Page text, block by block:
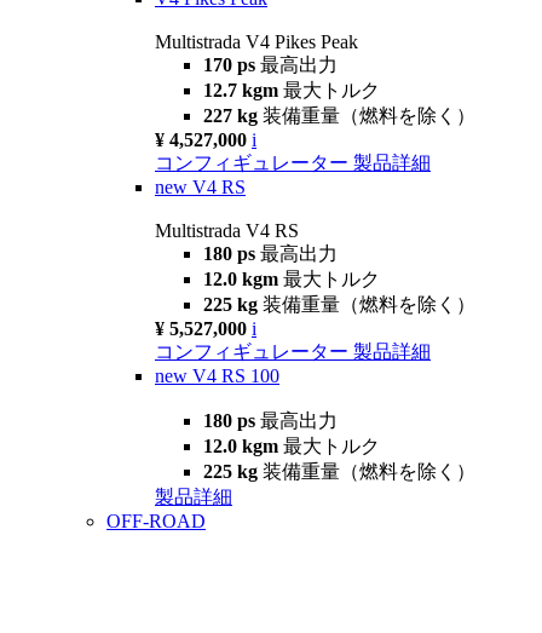
Multistrada V4 Pikes Peak
170 ps 最高出力
12.7 kgm 最大トルク
227 kg 装備重量（燃料を除く）
¥ 4,527,000 i
コンフィギュレーター 製品詳細
new V4 RS
Multistrada V4 RS
180 ps 最高出力
12.0 kgm 最大トルク
225 kg 装備重量（燃料を除く）
¥ 5,527,000 i
コンフィギュレーター 製品詳細
new V4 RS 100
180 ps 最高出力
12.0 kgm 最大トルク
225 kg 装備重量（燃料を除く）
製品詳細
OFF-ROAD